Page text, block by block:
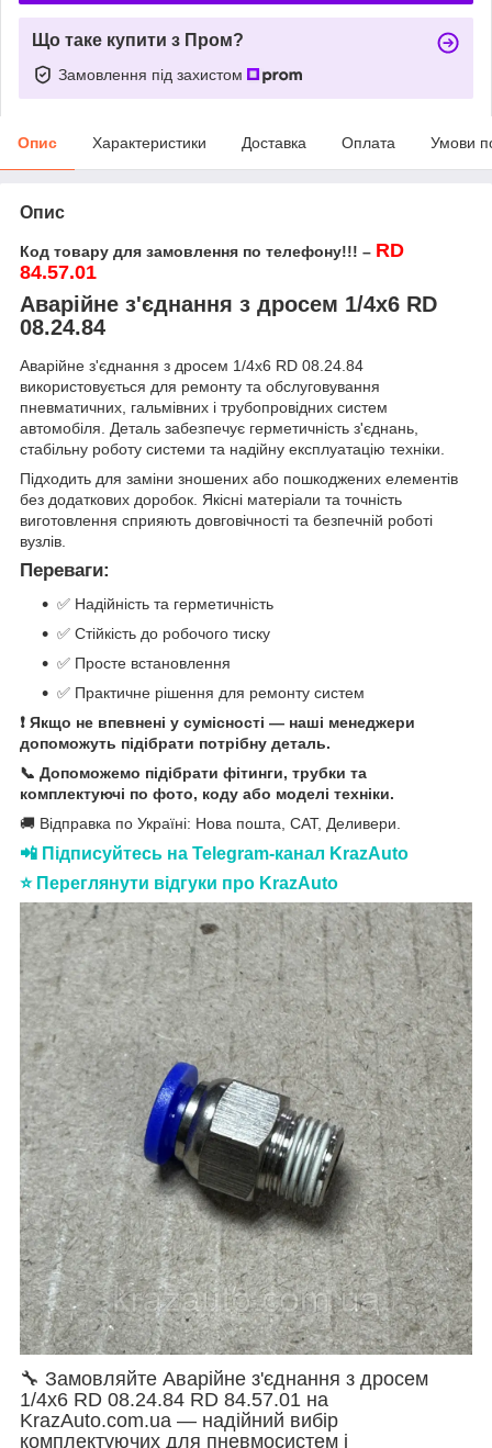
Що таке купити з Пром?
Замовлення під захистом
Опис Характеристики Доставка Оплата Умови
Опис
Код товару для замовлення по телефону!!! – RD
84.57.01
Аварійне з'єднання з дросем 1/4х6 RD
08.24.84
Аварійне з'єднання з дросем 1/4х6 RD 08.24.84
використовується для ремонту та обслуговування
пневматичних, гальмівних і трубопровідних систем
автомобіля. Деталь забезпечує герметичність з'єднань,
стабільну роботу системи та надійну експлуатацію техніки.
Підходить для заміни зношених або пошкоджених елементів
без додаткових доробок. Якісні матеріали та точність
виготовлення сприяють довговічності та безпечній роботі
вузлів.
Переваги:
✅ Надійність та герметичність
✅ Стійкість до робочого тиску
✅ Просте встановлення
✅ Практичне рішення для ремонту систем
❗ Якщо не впевнені у сумісності — наші менеджери
допоможуть підібрати потрібну деталь.
📞 Допоможемо підібрати фітинги, трубки та
комплектуючі по фото, коду або моделі техніки.
🚚 Відправка по Україні: Нова пошта, САТ, Деливери.
📲 Підписуйтесь на Telegram-канал KrazAuto
⭐ Переглянути відгуки про KrazAuto
🔧 Замовляйте Аварійне з'єднання з дросем
1/4х6 RD 08.24.84 RD 84.57.01 на
KrazAuto.com.ua — надійний вибір
комплектуючих для пневмосистем і